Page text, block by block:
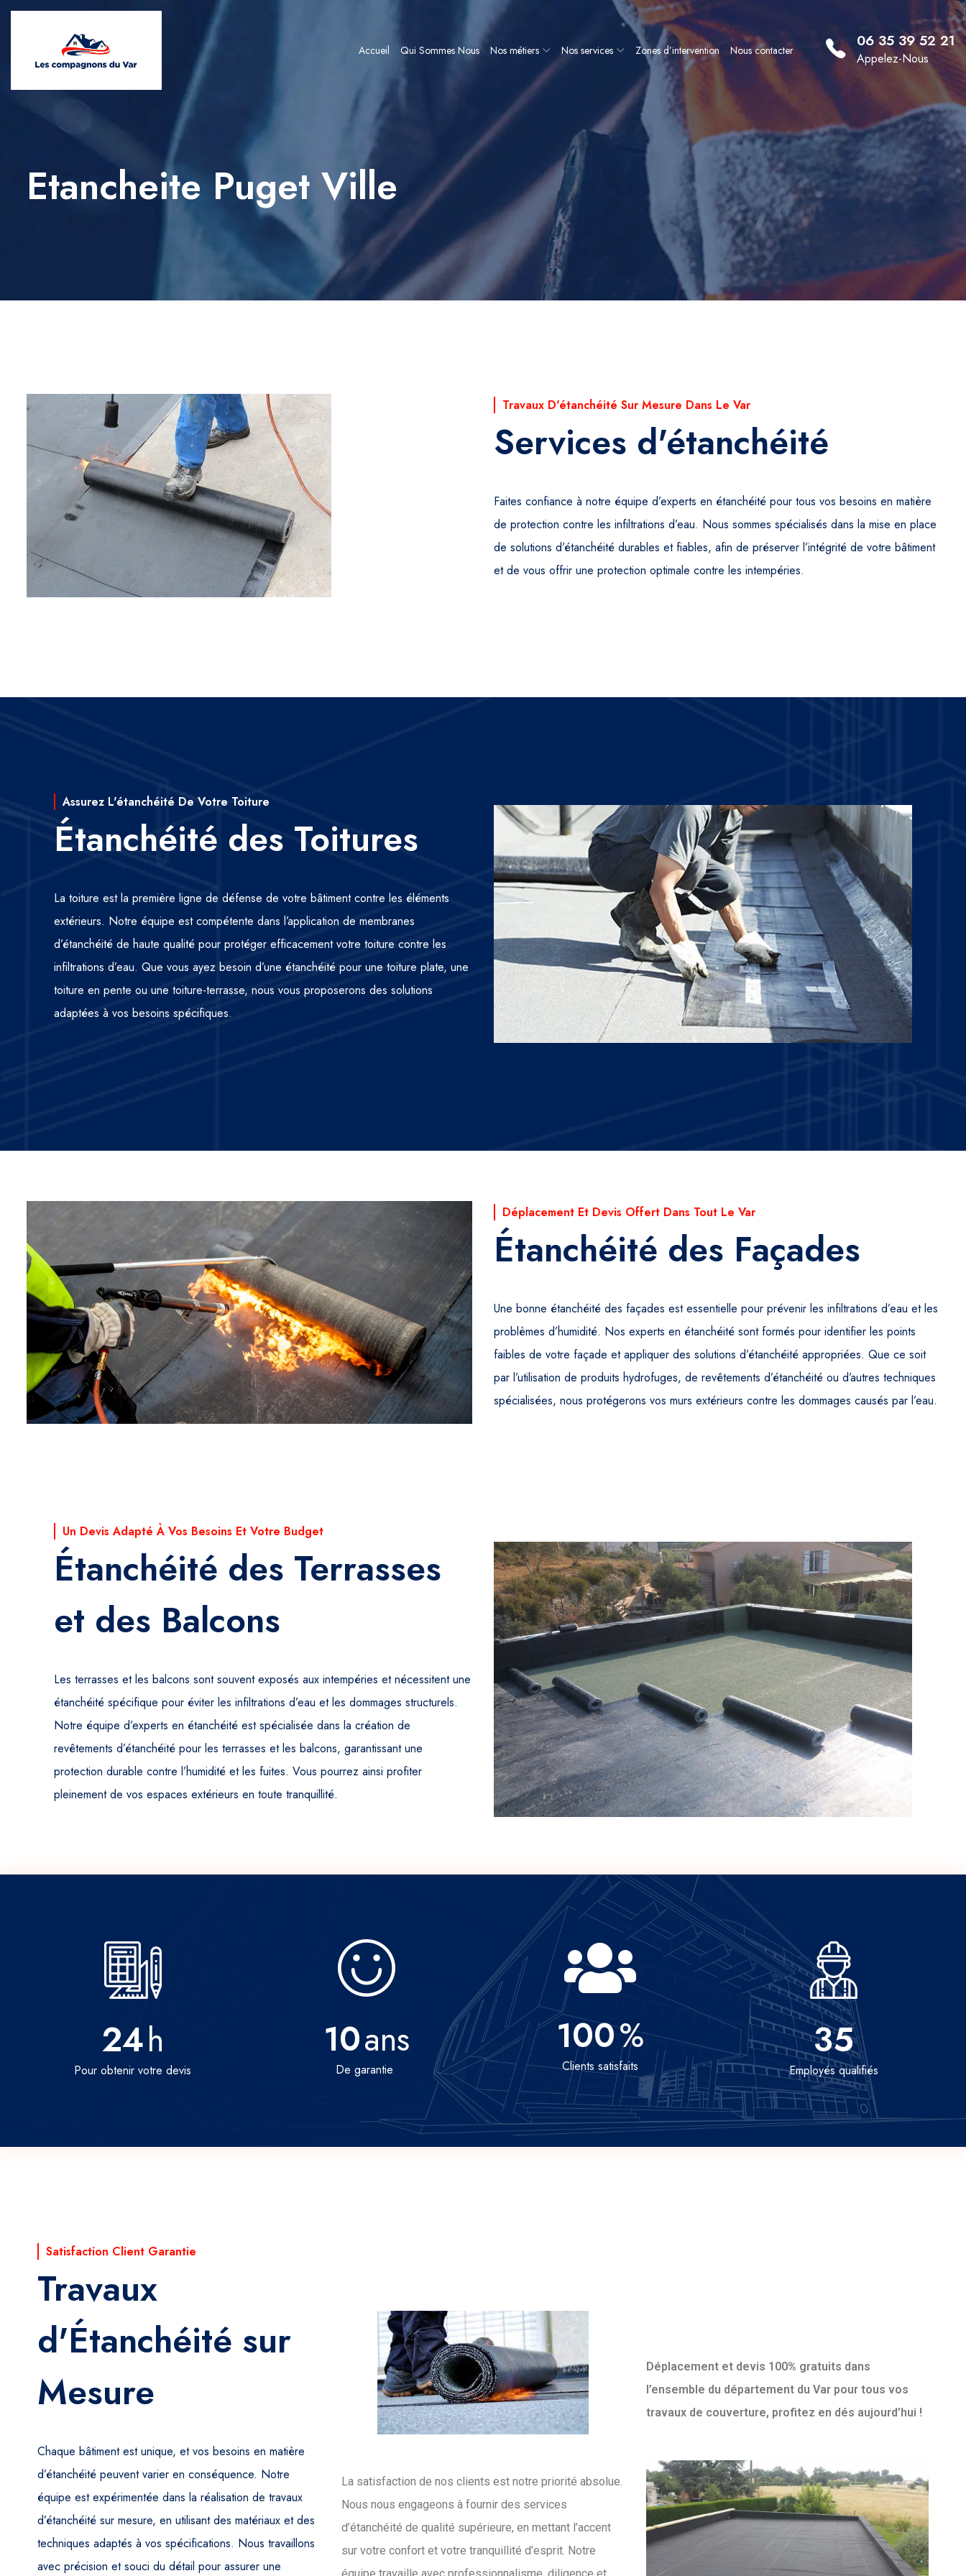
Accueil Qui Sommes Nous Nos métiers Nos services Zones d’intervention Nous contacter 06 35 39 52 21
Appelez-Nous
Etancheite Puget Ville
Travaux D'étanchéité Sur Mesure Dans Le Var
Services d'étanchéité
Faites confiance à notre équipe d’experts en étanchéité pour tous vos besoins en matière
de protection contre les infiltrations d’eau. Nous sommes spécialisés dans la mise en place
de solutions d’étanchéité durables et fiables, afin de préserver l’intégrité de votre bâtiment
et de vous offrir une protection optimale contre les intempéries.
Assurez L'étanchéité De Votre Toiture
Étanchéité des Toitures
La toiture est la première ligne de défense de votre bâtiment contre les éléments
extérieurs. Notre équipe est compétente dans l’application de membranes
d’étanchéité de haute qualité pour protéger efficacement votre toiture contre les
infiltrations d’eau. Que vous ayez besoin d’une étanchéité pour une toiture plate, une
toiture en pente ou une toiture-terrasse, nous vous proposerons des solutions
adaptées à vos besoins spécifiques.
Déplacement Et Devis Offert Dans Tout Le Var
Étanchéité des Façades
Une bonne étanchéité des façades est essentielle pour prévenir les infiltrations d’eau et les
problèmes d’humidité. Nos experts en étanchéité sont formés pour identifier les points
faibles de votre façade et appliquer des solutions d’étanchéité appropriées. Que ce soit
par l’utilisation de produits hydrofuges, de revêtements d’étanchéité ou d’autres techniques
spécialisées, nous protégerons vos murs extérieurs contre les dommages causés par l’eau.
Un Devis Adapté À Vos Besoins Et Votre Budget
Étanchéité des Terrasses
et des Balcons
Les terrasses et les balcons sont souvent exposés aux intempéries et nécessitent une
étanchéité spécifique pour éviter les infiltrations d’eau et les dommages structurels.
Notre équipe d’experts en étanchéité est spécialisée dans la création de
revêtements d’étanchéité pour les terrasses et les balcons, garantissant une
protection durable contre l’humidité et les fuites. Vous pourrez ainsi profiter
pleinement de vos espaces extérieurs en toute tranquillité.
24h
Pour obtenir votre devis
10ans
De garantie
100%
Clients satisfaits
35
Employés qualifiés
Satisfaction Client Garantie
Travaux
d'Étanchéité sur
Mesure
Chaque bâtiment est unique, et vos besoins en matière
d’étanchéité peuvent varier en conséquence. Notre
équipe est expérimentée dans la réalisation de travaux
d’étanchéité sur mesure, en utilisant des matériaux et des
techniques adaptés à vos spécifications. Nous travaillons
avec précision et souci du détail pour assurer une
La satisfaction de nos clients est notre priorité absolue.
Nous nous engageons à fournir des services
d’étanchéité de qualité supérieure, en mettant l’accent
sur votre confort et votre tranquillité d’esprit. Notre
Déplacement et devis 100% gratuits dans
l’ensemble du département du Var pour tous vos
travaux de couverture, profitez en dés aujourd’hui !